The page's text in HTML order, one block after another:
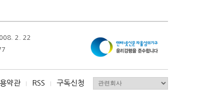
2. 22
약관 I RSS I 구독신청